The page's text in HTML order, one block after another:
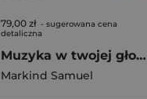
79,00 zł - sugerowana cena
detaliczna
Muzyka w twojej głowie. Neurobiologia dźwięku i emocji
Markind Samuel